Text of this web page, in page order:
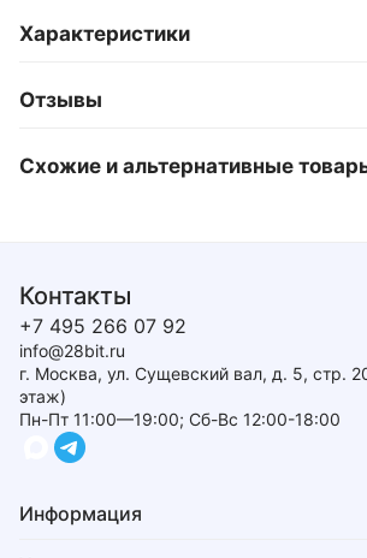
Характеристики
Отзывы
Схожие и альтернативные
Контакты
+7 495 266 07 92
info@28bit.ru
г. Москва, ул. Сущевский вал, д. 5, стр.
этаж)
Пн-Пт 11:00—19:00; Сб-Вс 12:00-18:00
Информация